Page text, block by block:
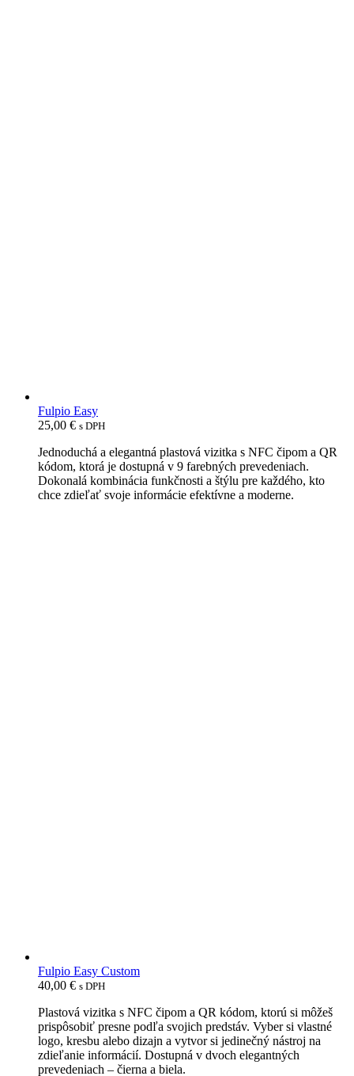
Fulpio Easy
25,00 € s DPH
Jednoduchá a elegantná plastová vizitka s NFC čipom a QR
kódom, ktorá je dostupná v 9 farebných prevedeniach.
Dokonalá kombinácia funkčnosti a štýlu pre každého, kto
chce zdieľať svoje informácie efektívne a moderne.
Fulpio Easy Custom
40,00 € s DPH
Plastová vizitka s NFC čipom a QR kódom, ktorú si môžeš
prispôsobiť presne podľa svojich predstáv. Vyber si vlastné
logo, kresbu alebo dizajn a vytvor si jedinečný nástroj na
zdieľanie informácií. Dostupná v dvoch elegantných
prevedeniach – čierna a biela.